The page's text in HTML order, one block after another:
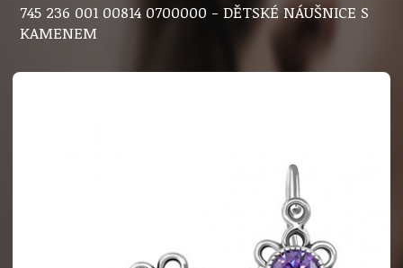
745 236 001 00814 0700000 - DĚTSKÉ NÁUŠNICE S
KAMENEM